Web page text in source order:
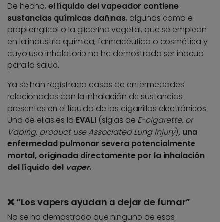
De hecho, el líquido del vapeador contiene
sustancias químicas dañinas, algunas como el
propilenglicol o la glicerina vegetal, que se emplean
en la industria química, farmacéutica o cosmética y
cuyo uso inhalatorio no ha demostrado ser inocuo
para la salud.
Ya se han registrado casos de enfermedades
relacionadas con la inhalación de sustancias
presentes en el líquido de los cigarrillos electrónicos.
Una de ellas es la EVALI (siglas de E-cigarette, or
Vaping, product use Associated Lung Injury), una
enfermedad pulmonar severa potencialmente
mortal, originada directamente por la inhalación
del líquido del vaper.
❌ “Los vapers ayudan a dejar de fumar”
No se ha demostrado que ninguno de esos